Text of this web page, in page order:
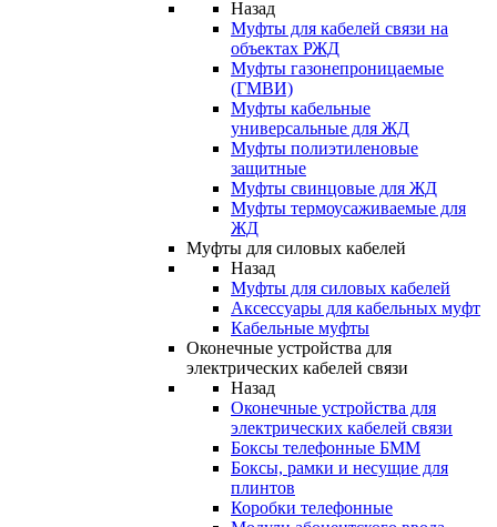
Назад
Муфты для кабелей связи на
объектах РЖД
Муфты газонепроницаемые
(ГМВИ)
Муфты кабельные
универсальные для ЖД
Муфты полиэтиленовые
защитные
Муфты свинцовые для ЖД
Муфты термоусаживаемые для
ЖД
Муфты для силовых кабелей
Назад
Муфты для силовых кабелей
Аксессуары для кабельных муфт
Кабельные муфты
Оконечные устройства для
электрических кабелей связи
Назад
Оконечные устройства для
электрических кабелей связи
Боксы телефонные БММ
Боксы, рамки и несущие для
плинтов
Коробки телефонные